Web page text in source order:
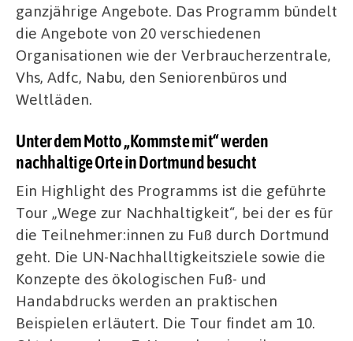
ganzjährige Angebote. Das Programm bündelt
die Angebote von 20 verschiedenen
Organisationen wie der Verbraucherzentrale,
Vhs, Adfc, Nabu, den Seniorenbüros und
Weltläden.
Unter dem Motto „Kommste mit“ werden
nachhaltige Orte in Dortmund besucht
Ein Highlight des Programms ist die geführte
Tour „Wege zur Nachhaltigkeit“, bei der es für
die Teilnehmer:innen zu Fuß durch Dortmund
geht. Die UN-Nachhalltigkeitsziele sowie die
Konzepte des ökologischen Fuß- und
Handabdrucks werden an praktischen
Beispielen erläutert. Die Tour findet am 10.